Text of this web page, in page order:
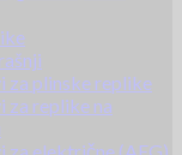
za plinske replike
za replike na